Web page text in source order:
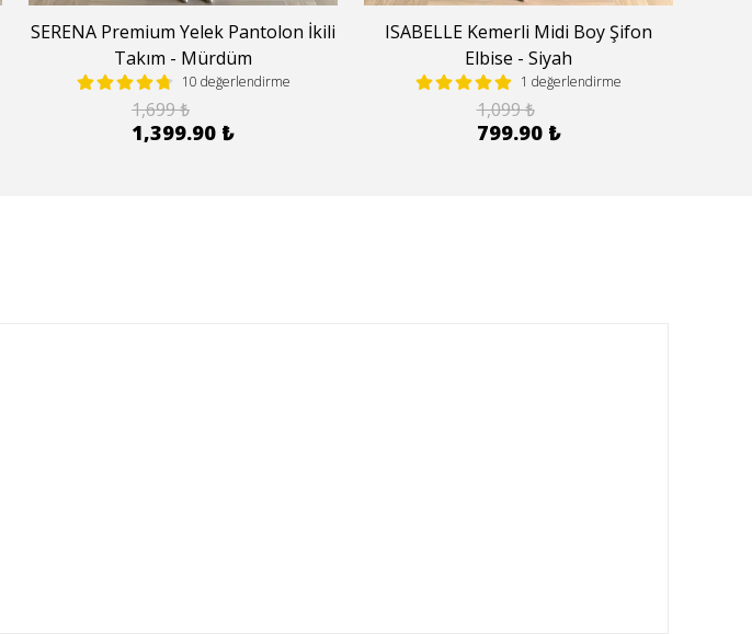
SERENA Premium Yelek Pantolon İkili
Takım - Mürdüm
10 değerlendirme
1,699 ₺
1,399.90 ₺
ISABELLE Kemerli Midi Boy Şifon
Elbise - Siyah
1 değerlendirme
1,099 ₺
799.90 ₺